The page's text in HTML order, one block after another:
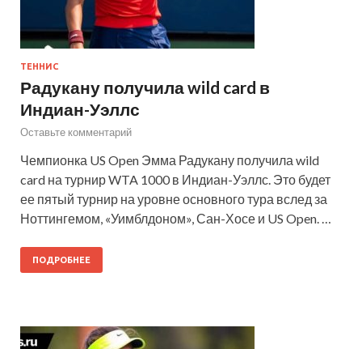
ТЕННИС
Радукану получила wild card в
Индиан-Уэллс
Оставьте комментарий
Чемпионка US Open Эмма Радукану получила wild
card на турнир WTA 1000 в Индиан-Уэллс. Это будет
ее пятый турнир на уровне основного тура вслед за
Ноттингемом, «Уимблдоном», Сан-Хосе и US Open. …
ПОДРОБНЕЕ